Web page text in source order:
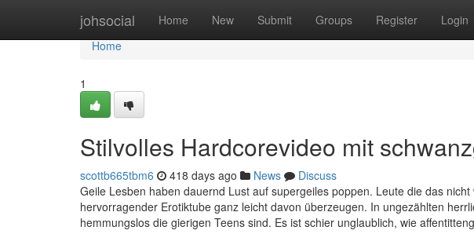
johsocial Home New Submit Groups Register Login
Home
Home
1
Stilvolles Hardcorevideo mit
scottb665tbm6 418 days ago News
Discuss
Geile Lesben haben dauernd Lust auf supergeiles poppen. Leute die das
hervorragender Erotiktube ganz leicht davon überzeugen. In ungezählten
hemmungslos die gierigen Teens sind. Es ist schier unglaublich, wie